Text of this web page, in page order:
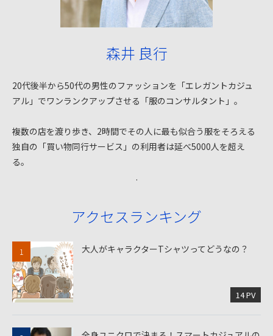
森井 良行
20代後半から50代の男性のファッションを「エレガントカジュ
アル」でワンランクアップさせる「服のコンサルタント」。
複数の店を渡り歩き、2時間でその人に最も似合う服をそろえる
独自の「買い物同行サービス」の利用者は延べ5000人を超え
る。
.
アクセスランキング
大人がキャラクターTシャツってどうなの？
14 PV